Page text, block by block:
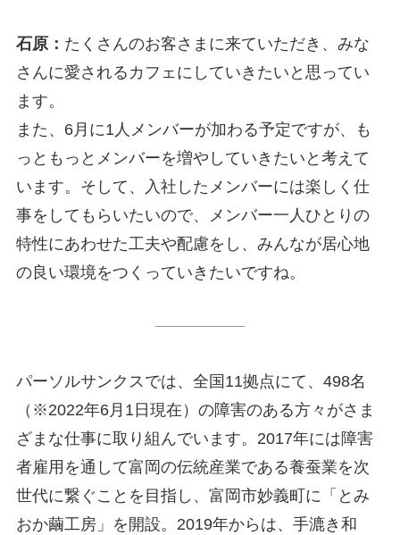
石原： たくさんのお客さまに来ていただき、みな
さんに愛されるカフェにしていきたいと思ってい
ます。
また、6月に1人メンバーが加わる予定ですが、も
っともっとメンバーを増やしていきたいと考えて
います。そして、入社したメンバーには楽しく仕
事をしてもらいたいので、メンバー一人ひとりの
特性にあわせた工夫や配慮をし、みんなが居心地
の良い環境をつくっていきたいですね。
パーソルサンクスでは、全国11拠点にて、498名
（※2022年6月1日現在）の障害のある方々がさま
ざまな仕事に取り組んでいます。2017年には障害
者雇用を通して富岡の伝統産業である養蚕業を次
世代に繋ぐことを目指し、富岡市妙義町に「とみ
おか繭工房」を開設。2019年からは、手漉き和